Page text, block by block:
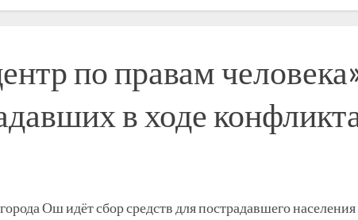
по правам
в ходе
Ош идёт сбор средств для пострадавшего